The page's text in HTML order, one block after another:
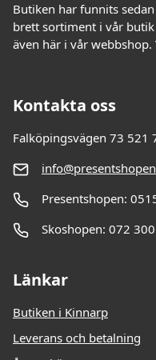
Butiken har funnits
brett sortiment i vår
även här i vår webbshop.
Kontakta oss
Falköpingsvägen 73 521
Presentshopen:
Skoshopen: 072
Länkar
Butiken i Kinnarp
Leverans och betalning